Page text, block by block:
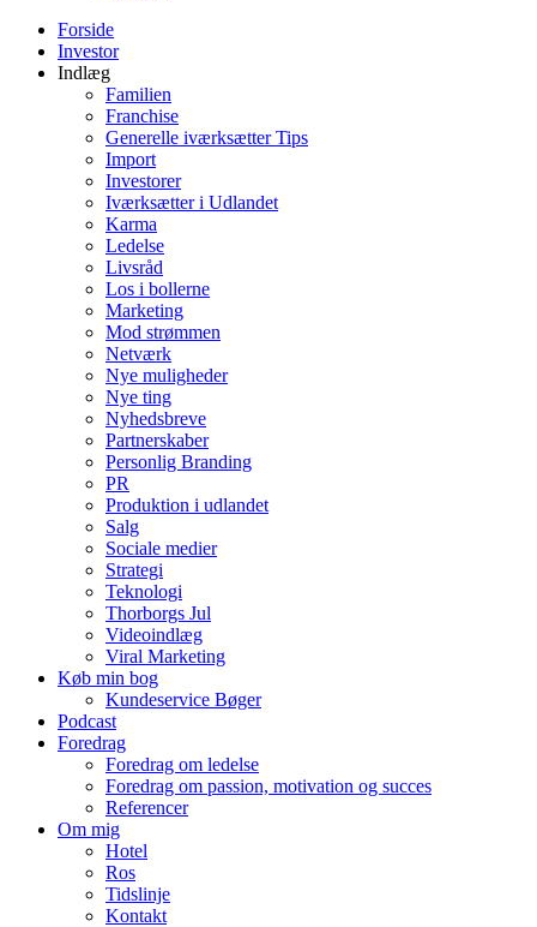
Forside
Investor
Indlæg
Familien
Franchise
Generelle iværksætter Tips
Import
Investorer
Iværksætter i Udlandet
Karma
Ledelse
Livsråd
Los i bollerne
Marketing
Mod strømmen
Netværk
Nye muligheder
Nye ting
Nyhedsbreve
Partnerskaber
Personlig Branding
PR
Produktion i udlandet
Salg
Sociale medier
Strategi
Teknologi
Thorborgs Jul
Videoindlæg
Viral Marketing
Køb min bog
Kundeservice Bøger
Podcast
Foredrag
Foredrag om ledelse
Foredrag om passion, motivation og succes
Referencer
Om mig
Hotel
Ros
Tidslinje
Kontakt